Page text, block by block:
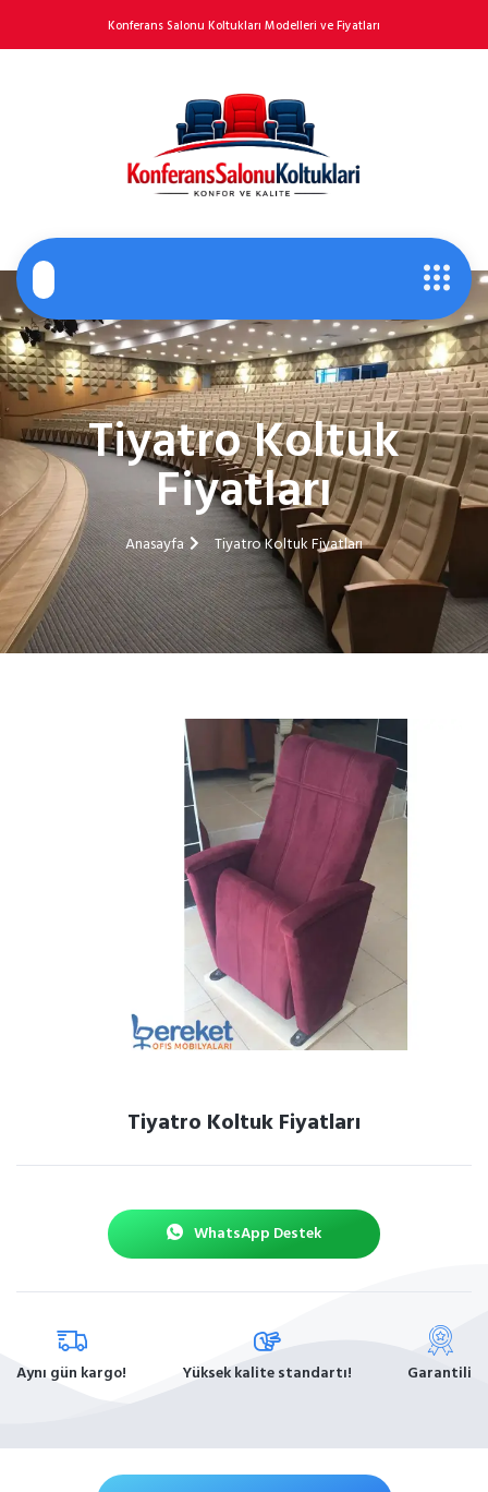
Konferans Salonu Koltukları Modelleri ve Fiyatları
Tiyatro Koltuk
Fiyatları
Anasayfa Tiyatro Koltuk Fiyatları
Tiyatro Koltuk Fiyatları
WhatsApp Destek
Aynı gün kargo! Yüksek kalite standartı! Garantili